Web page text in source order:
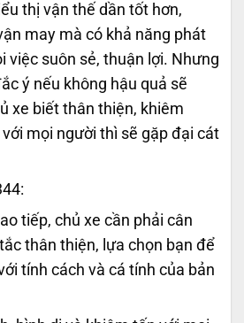
thị vận thế dần tốt hơn,
may mà có khả năng phát
việc suôn sẻ, thuận lợi. Nhưng
ý nếu không hậu quả sẽ
xe biết thân thiện, khiêm
mọi người thì sẽ gặp đại cát
tiếp, chủ xe cần phải cân
thân thiện, lựa chọn bạn để
tính cách và cá tính của bản